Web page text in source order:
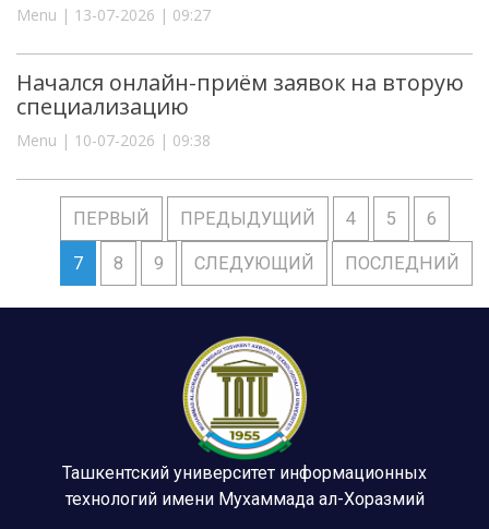
Menu | 13-07-2026 | 09:27
Начался онлайн-приём заявок на вторую
специализацию
Menu | 10-07-2026 | 09:38
ПЕРВЫЙ ПРЕДЫДУЩИЙ 4 5 6
7 8 9 СЛЕДУЮЩИЙ ПОСЛЕДНИЙ
Ташкентский университет информационных
технологий имени Мухаммада ал-Хоразмий